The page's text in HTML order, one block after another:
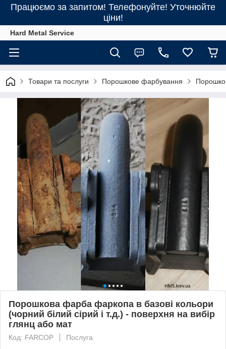
Працюємо за запитом! Телефонуйте! Уточнюйте
ціни!
Hard Metal Service
Товари та послуги Порошкове фарбування
Порошкова фарба фаркопа в базові кольори
(чорний білий сірий і т.д.) - поверхня на вибір
глянц або мат
Код: FARCOP Послуга